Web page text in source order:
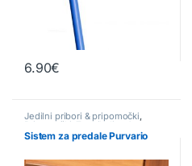
6.90€
Jedilni pribori & pripomočki,
Pripomočki Za prikolice &
avtodome
Sistem za predale Purvario